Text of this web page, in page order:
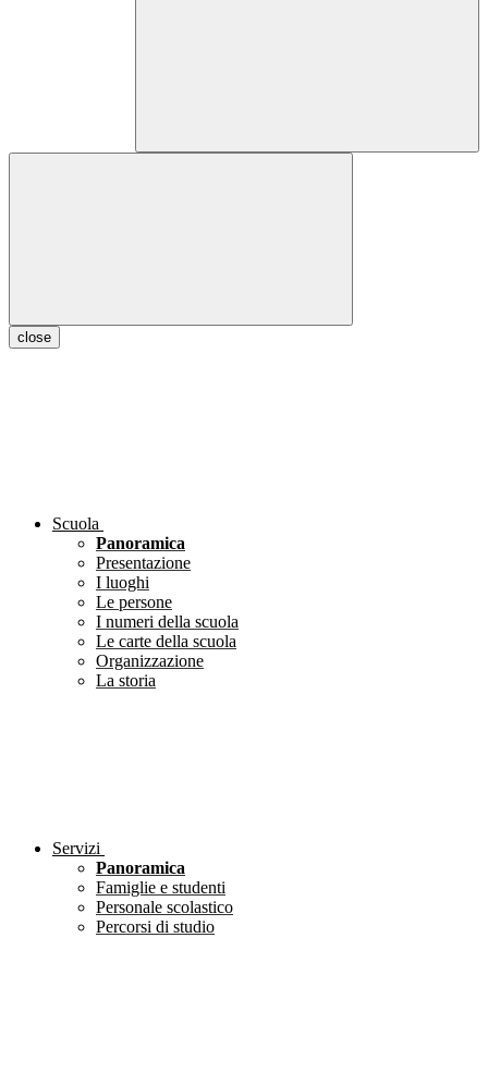
close
Scuola
Panoramica
Presentazione
I luoghi
Le persone
I numeri della scuola
Le carte della scuola
Organizzazione
La storia
Servizi
Panoramica
Famiglie e studenti
Personale scolastico
Percorsi di studio